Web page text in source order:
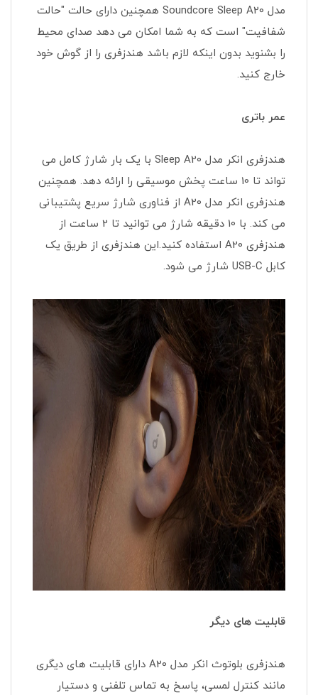
مدل Soundcore Sleep A20 همچنین دارای حالت "حالت
شفافیت" است که به شما امکان می دهد صدای محیط
را بشنوید بدون اینکه لازم باشد هندزفری را از گوش خود
خارج کنید.
عمر باتری
هندزفری انکر مدل Sleep A20 با یک بار شارژ کامل می
تواند تا 10 ساعت پخش موسیقی را ارائه دهد. همچنین
هندزفری انکر مدل A20 از فناوری شارژ سریع پشتیبانی
می کند. با 10 دقیقه شارژ می توانید تا 2 ساعت از
هندزفری A20 استفاده کنید.این هندزفری از طریق یک
کابل USB-C شارژ می شود.
قابلیت های دیگر
هندزفری بلوتوث انکر مدل A20 دارای قابلیت های دیگری
مانند کنترل لمسی، پاسخ به تماس تلفنی و دستیار